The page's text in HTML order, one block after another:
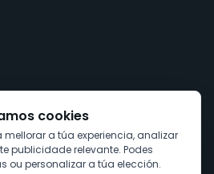
cookies
mellorar a túa experiencia, analizar
publicidade relevante. Podes
ou personalizar a túa elección.